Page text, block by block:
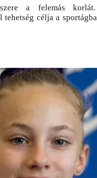
a felemás
célja a